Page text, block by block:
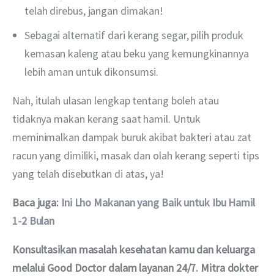
telah direbus, jangan dimakan!
Sebagai alternatif dari kerang segar, pilih produk
kemasan kaleng atau beku yang kemungkinannya
lebih aman untuk dikonsumsi.
Nah, itulah ulasan lengkap tentang boleh atau
tidaknya makan kerang saat hamil. Untuk
meminimalkan dampak buruk akibat bakteri atau zat
racun yang dimiliki, masak dan olah kerang seperti tips
yang telah disebutkan di atas, ya!
Baca juga: Ini Lho Makanan yang Baik untuk Ibu Hamil
1-2 Bulan
Konsultasikan masalah kesehatan kamu dan keluarga
melalui Good Doctor dalam layanan 24/7. Mitra dokter